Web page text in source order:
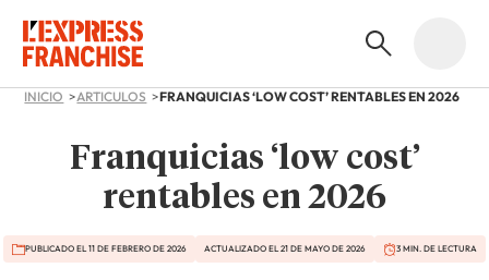
INICIO ARTICULOS FRANQUICIAS ‘LOW COST’ RENTABLES EN 2026
Franquicias ‘low cost’
rentables en 2026
PUBLICADO EL 11 DE FEBRERO DE 2026 ACTUALIZADO EL 21 DE MAYO DE 2026 3 MIN. DE LECTURA